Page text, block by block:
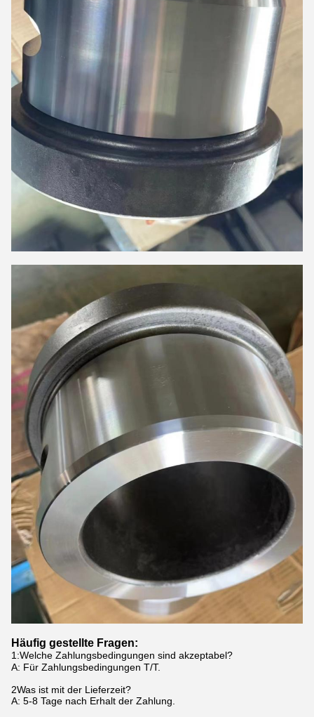
Häufig gestellte Fragen:
1:Welche Zahlungsbedingungen sind akzeptabel?
A: Für Zahlungsbedingungen T/T.
2Was ist mit der Lieferzeit?
A: 5-8 Tage nach Erhalt der Zahlung.